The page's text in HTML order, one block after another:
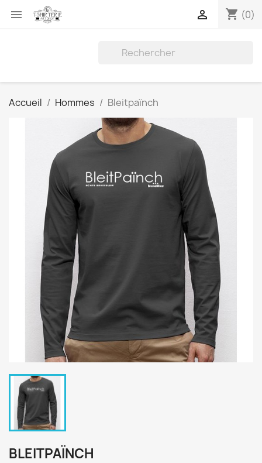
 shopping_cart (0)

Accueil Hommes Bleitpaïnch
BLEITPAÏNCH